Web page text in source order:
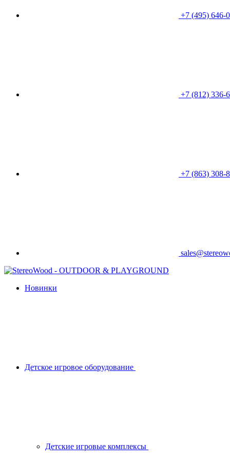
+7 (495) 646-
+7 (812) 336-
+7 (863) 308-
Новинки
Детское игровое оборудование
Детские игровые комплексы